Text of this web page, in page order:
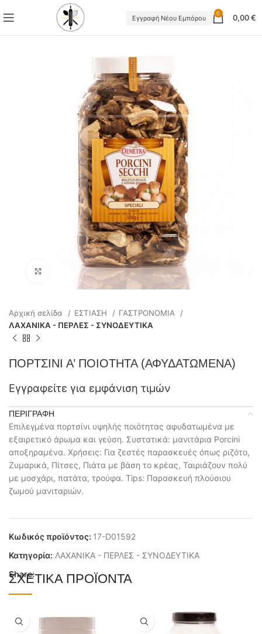
Εγγραφή Νέου Εμπόρου
0 0,00€
Click to enlarge
Αρχική σελίδα ΕΣΤΙΑΣΗ
ΓΑΣΤΡΟΝΟΜΙΑ
ΛΑΧΑΝΙΚΑ - ΠΕΡΛΕΣ - ΣΥΝΟΔΕΥΤΙΚΑ
ΠΟΡΤΣΙΝΙ Α’ ΠΟΙΟΤΗΤΑ (ΑΦΥΔΑΤΩΜΕΝΑ)
Εγγραφείτε για εμφάνιση τιμών
ΠΕΡΙΓΡΑΦΉ
Επιλεγμένα πορτσίνι υψηλής ποιότητας αφυδατωμένα με
εξαιρετικό άρωμα και γεύση. Συστατικά: μανιτάρια Porcini
αποξηραμένα. Χρήσεις: Για ζεστές παρασκευές όπως ριζότο,
Ζυμαρικά, Πίτσες, Πιάτα με βάση το κρέας, Ταιριάζουν πολύ
με μοσχάρι, πατάτα, τρούφα. Tips: Παρασκευή πλούσιου
ζωμού μανιταριών.
Κωδικός προϊόντος: 17-D01592
Κατηγορία: ΛΑΧΑΝΙΚΑ - ΠΕΡΛΕΣ - ΣΥΝΟΔΕΥΤΙΚΑ
Share:
ΣΧΕΤΙΚΆ ΠΡΟΪΌΝΤΑ